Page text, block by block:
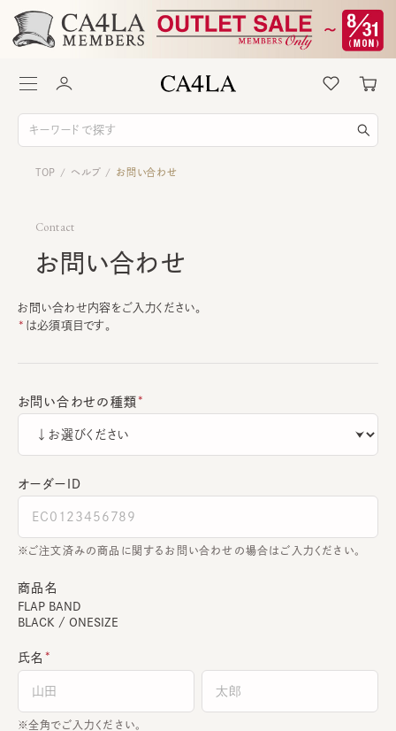
TOP / ヘルプ / お問い合わせ
Contact
お問い合わせ
お問い合わせ内容をご入力ください。
は必須項目です。
お問い合わせの種類
オーダーＩＤ
ご注文済みの商品に関するお問い合わせの場合はご入力ください。
商品名
FLAP BAND
BLACK / ONESIZE
氏名
全角でご入力ください。